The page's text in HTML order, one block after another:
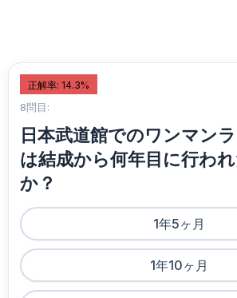
正解率: 14.3%
8問目:
日本武道館でのワンマンラ
は結成から何年目に行わ
か？
1年5ヶ月
1年10ヶ月